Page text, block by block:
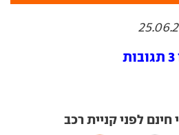
חינם לפני קניית רכב